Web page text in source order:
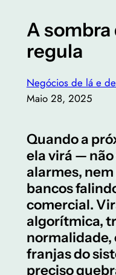
A
regula
Negócios de lá e
Maio 28, 2025
Quando a
ela virá —
alarmes,
bancos
comercial.
algorítmica,
normalidade,
franjas do
preciso